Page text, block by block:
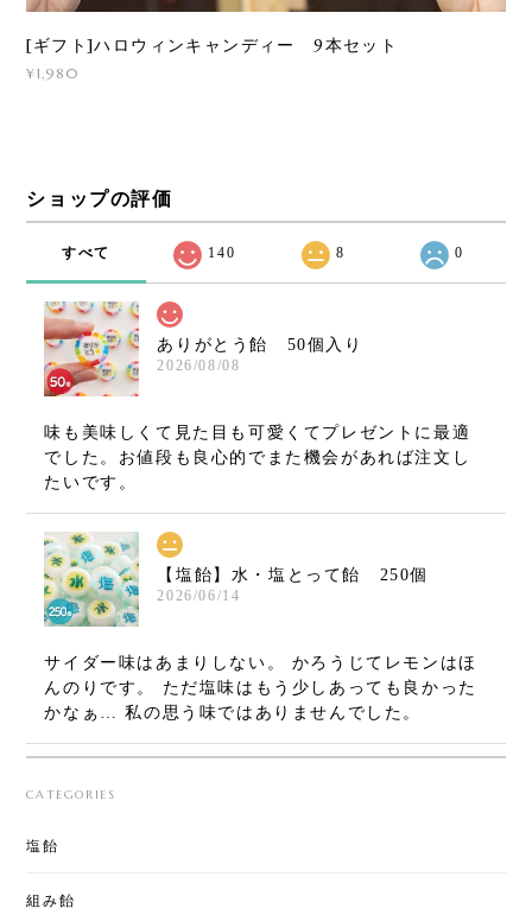
[ギフト]ハロウィンキャンディー 9本セット
¥1,980
ショップの評価
すべて 140 8 0
ありがとう飴 50個入り
2026/08/08
味も美味しくて見た目も可愛くてプレゼントに最適
でした。お値段も良心的でまた機会があれば注文し
たいです。
【塩飴】水・塩とって飴 250個
2026/06/14
サイダー味はあまりしない。 かろうじてレモンはほ
んのりです。 ただ塩味はもう少しあっても良かった
かなぁ… 私の思う味ではありませんでした。
CATEGORIES
塩飴
組み飴